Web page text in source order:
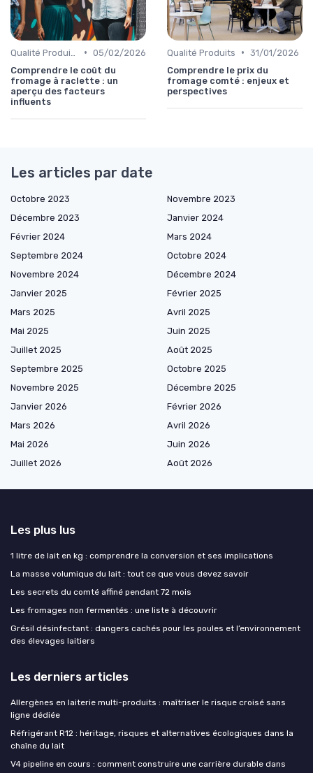
• 05/02/2026
Comprendre le coût du
fromage à raclette : un
aperçu des facteurs
influents
Qualité Produits • 31/01/2026
Comprendre le prix du
fromage comté : enjeux et
perspectives
Les articles par date
Octobre 2023
Novembre 2023
Décembre 2023
Janvier 2024
Février 2024
Mars 2024
Septembre 2024
Octobre 2024
Novembre 2024
Décembre 2024
Janvier 2025
Février 2025
Mars 2025
Avril 2025
Mai 2025
Juin 2025
Juillet 2025
Août 2025
Septembre 2025
Octobre 2025
Novembre 2025
Décembre 2025
Janvier 2026
Février 2026
Mars 2026
Avril 2026
Mai 2026
Juin 2026
Juillet 2026
Août 2026
Les plus lus
1 litre de lait en kg : comprendre la conversion et ses implications
La masse volumique du lait : tout ce que vous devez savoir
Les secrets du comté affiné pendant 72 mois
Les fromages non fermentés : une liste à découvrir
Grésil désinfectant : dangers cachés pour les poules et l’environnement
des élevages laitiers
Les derniers articles
Allergènes en laiterie multi-produits : maîtriser le risque croisé sans
ligne dédiée
Réfrigérant R12 : héritage, risques et alternatives écologiques dans la
chaîne du lait
V4 pipeline en cours : comment construire une carrière durable dans